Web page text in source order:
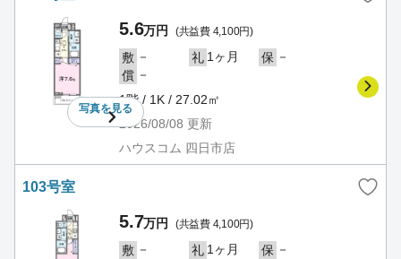
写真を見る
5.6万円 (共益費 4,100円)
敷 － 礼 1ヶ月 保 －
償 －
1階 / 1K / 27.02㎡
2026/08/08 更新
ハウスコム 四日市店
103号室
5.7万円 (共益費 4,100円)
敷 － 礼 1ヶ月 保 －